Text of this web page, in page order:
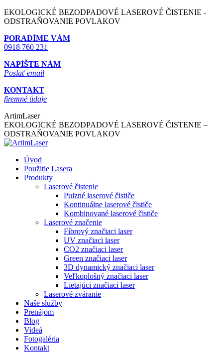
Skip
to
EKOLOGICKÉ BEZODPADOVÉ LASEROVÉ ČISTENIE -
ODSTRAŇOVANIE POVLAKOV
PORADÍME VÁM
0918 760 231
NAPÍŠTE NÁM
Poslať email
KONTAKT
firemné údaje
ArtimLaser
EKOLOGICKÉ BEZODPADOVÉ LASEROVÉ ČISTENIE –
ODSTRAŇOVANIE POVLAKOV
Úvod
Použitie Lasera
Produkty
Laserové čistenie
Pulzné laserové čističe
Kontinuálne laserové čističe
Kombinované laserové čističe
Laserové značenie
Fíbrový značiaci laser
UV značiaci laser
CO2 značiaci laser
Green značiaci laser
3D dynamický značiaci laser
Veľkoplošný značiaci laser
Lietajúci značiaci laser
Laserové zváranie
Naše služby
Prenájom
Blog
Videá
Fotogaléria
Kontakt